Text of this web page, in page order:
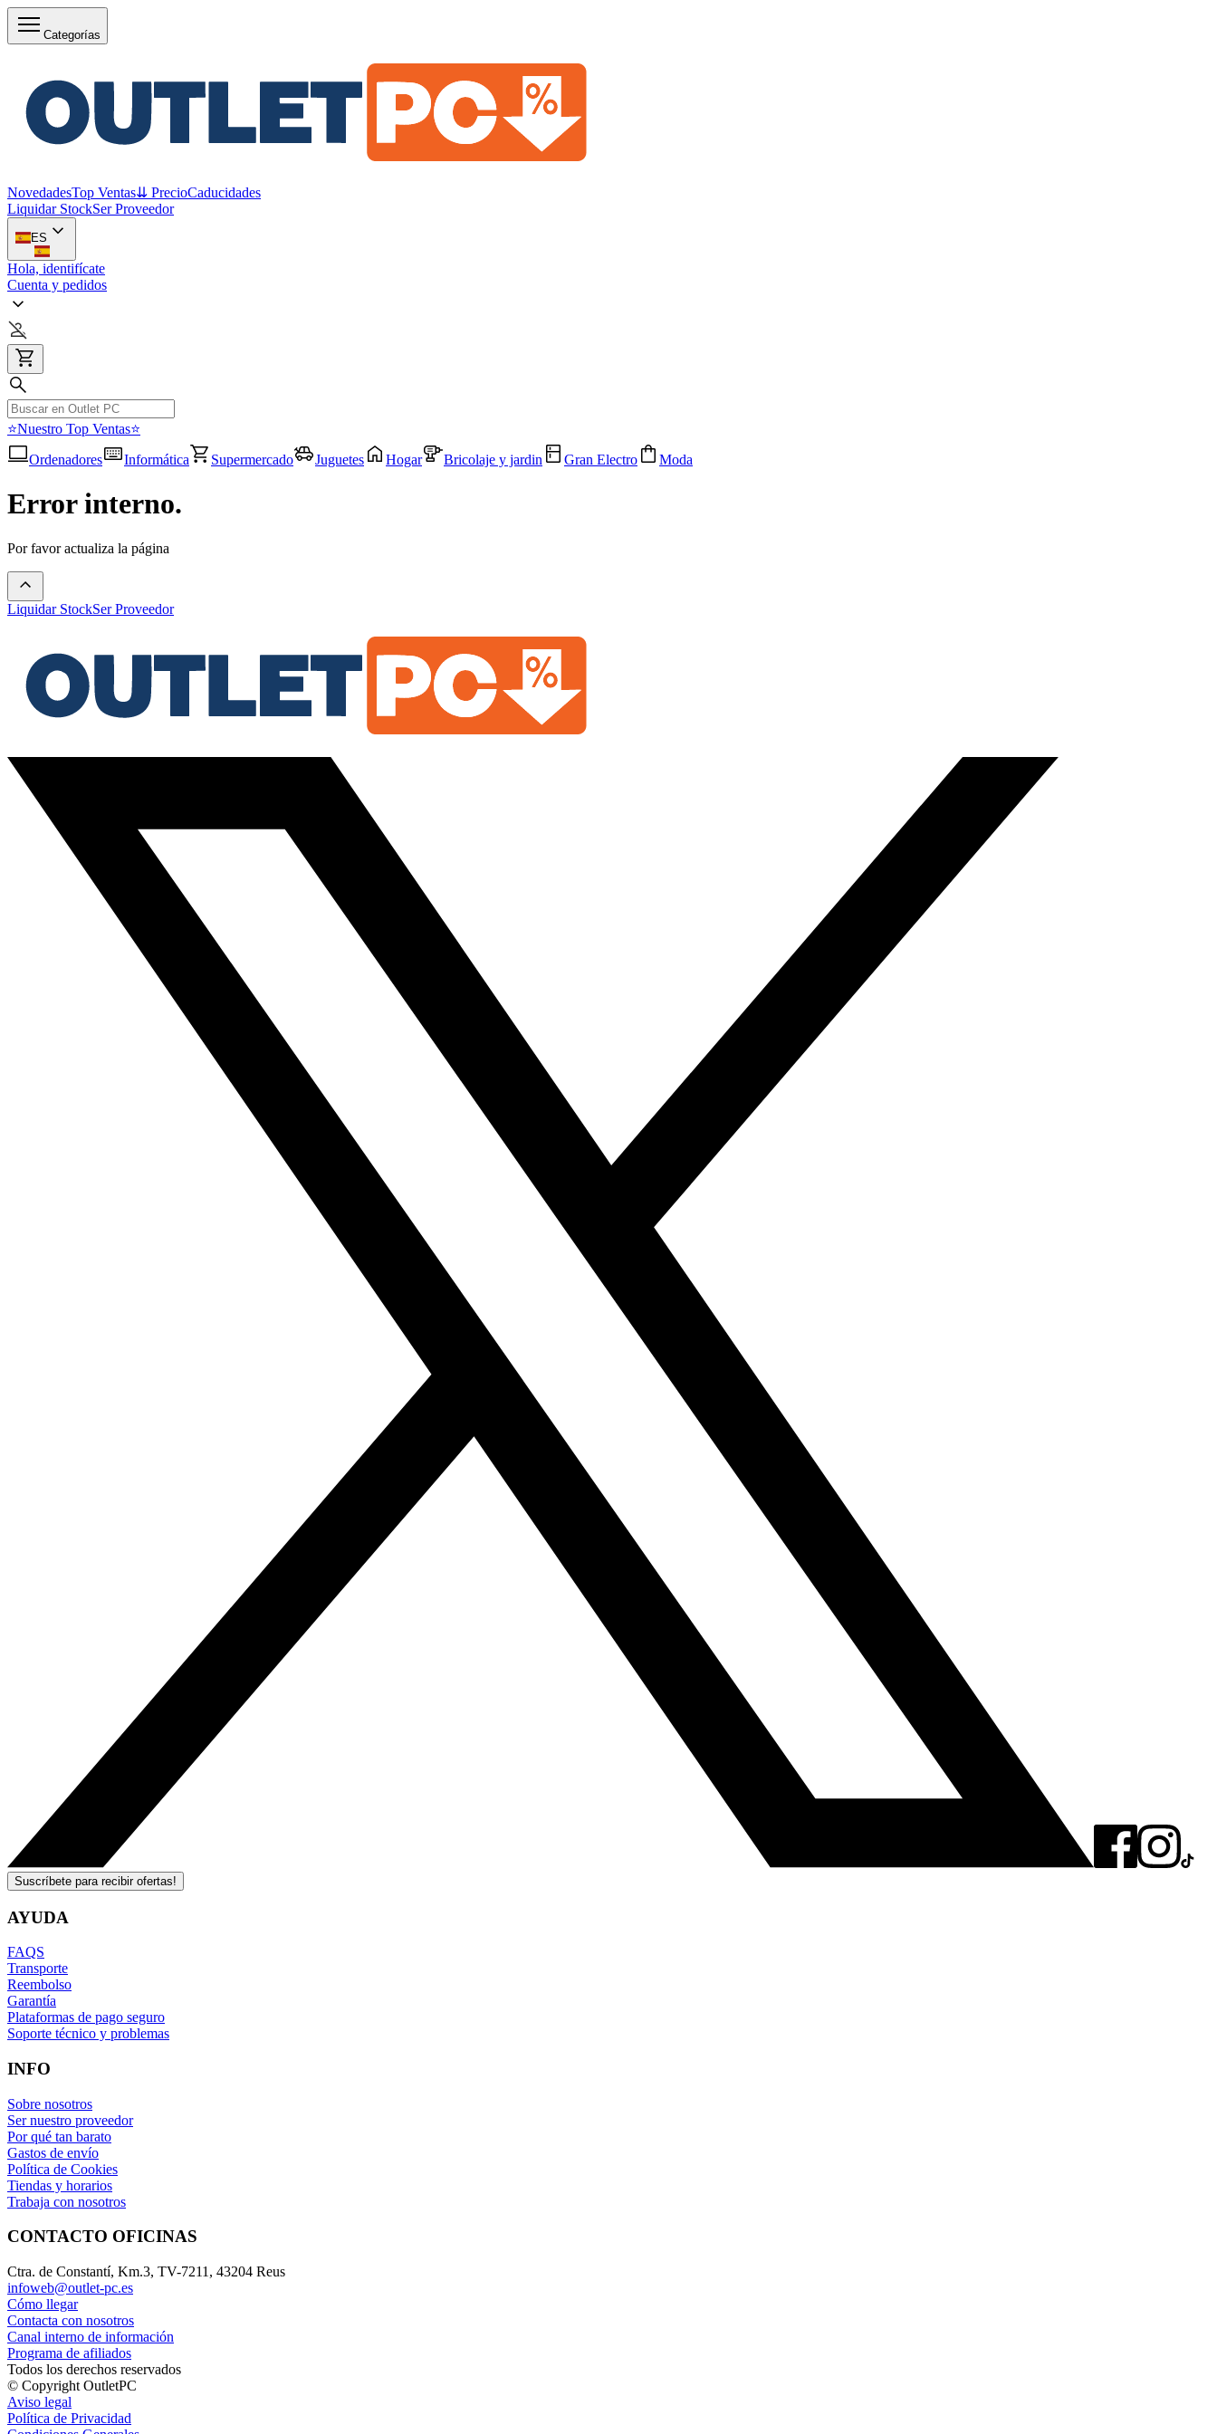
Categorías
NovedadesTop Ventas⇊ PrecioCaducidades
Liquidar StockSer Proveedor
ES
Hola, identifícate
Cuenta y pedidos
⭐Nuestro Top Ventas⭐
Ordenadores
Informática Supermercado Juguetes Hogar Bricolaje y jardin Gran Electro Moda
Error interno.
Por favor actualiza la página
Liquidar StockSer Proveedor
Suscríbete para recibir ofertas!
AYUDA
FAQS
Transporte
Reembolso
Garantía
Plataformas de pago seguro
Soporte técnico y problemas
INFO
Sobre nosotros
Ser nuestro proveedor
Por qué tan barato
Gastos de envío
Política de Cookies
Tiendas y horarios
Trabaja con nosotros
CONTACTO OFICINAS
Ctra. de Constantí, Km.3, TV-7211, 43204 Reus
infoweb@outlet-pc.es
Cómo llegar
Contacta con nosotros
Canal interno de información
Programa de afiliados
Todos los derechos reservados
© Copyright OutletPC
Aviso legal
Política de Privacidad